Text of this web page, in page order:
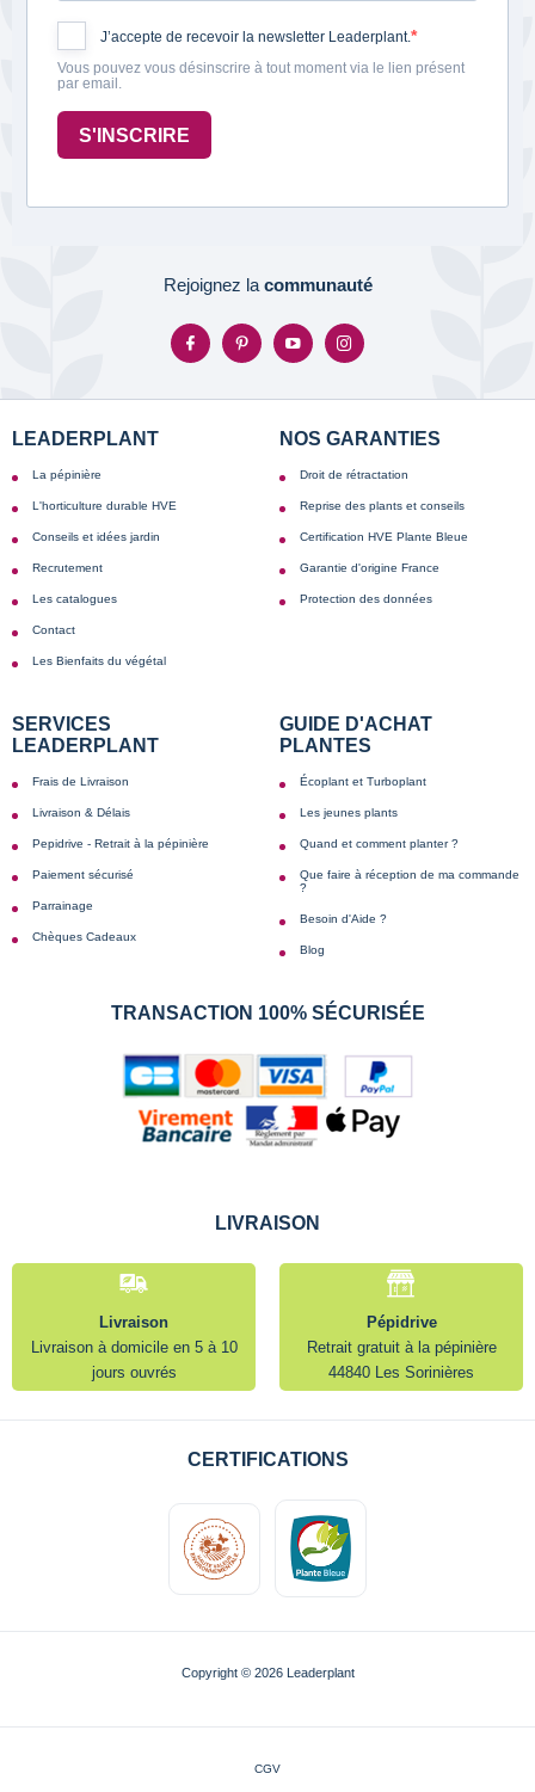
J’accepte de recevoir la newsletter Leaderplant.
Vous pouvez vous désinscrire à tout moment via le lien présent
par email.
S'INSCRIRE
Rejoignez la communauté
LEADERPLANT
La pépinière
L'horticulture durable HVE
Conseils et idées jardin
Recrutement
Les catalogues
Contact
Les Bienfaits du végétal
NOS GARANTIES
Droit de rétractation
Reprise des plants et conseils
Certification HVE Plante Bleue
Garantie d'origine France
Protection des données
SERVICES
LEADERPLANT
Frais de Livraison
Livraison & Délais
Pepidrive - Retrait à la pépinière
Paiement sécurisé
Parrainage
Chèques Cadeaux
GUIDE D'ACHAT
PLANTES
Écoplant et Turboplant
Les jeunes plants
Quand et comment planter ?
Que faire à réception de ma commande
?
Besoin d'Aide ?
Blog
TRANSACTION 100% SÉCURISÉE
LIVRAISON
Livraison
Livraison à domicile en 5 à 10
jours ouvrés
Pépidrive
Retrait gratuit à la pépinière
44840 Les Sorinières
CERTIFICATIONS
Copyright © 2026 Leaderplant
CGV